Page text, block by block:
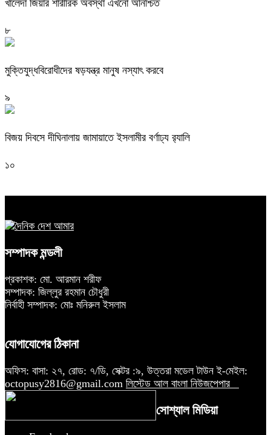
খালেদা জিয়ার শারীরিক অবস্থা এখনো অনিশ্চিত
৮
মুক্তিযুদ্ধবিরোধীদের ষড়যন্ত্র মানুষ নস্যাৎ করবে
৯
বিজয় দিবসে দীঘিনালায় জামায়াতে ইসলামীর বর্ণাঢ্য র‍্যালি
১০
সম্পাদক মন্ডলী
প্রকাশক: মো. আরমান শরীফ
সম্পাদক: জিল্লুর রহমান চৌধুরী
নির্বাহী সম্পাদক: মোঃ মনিরুল ইসলাম
যোগাযোগের ঠিকানা
অফিস: বাসা: ২৭, রোড: ৭/ডি, সেক্টর :৯, উত্তরা মডেল টাউন ই-মেইল:
octopusy2816@gmail.com লিস্টেড আল বাংলা নিউজপেপার
সোশ্যাল মিডিয়া